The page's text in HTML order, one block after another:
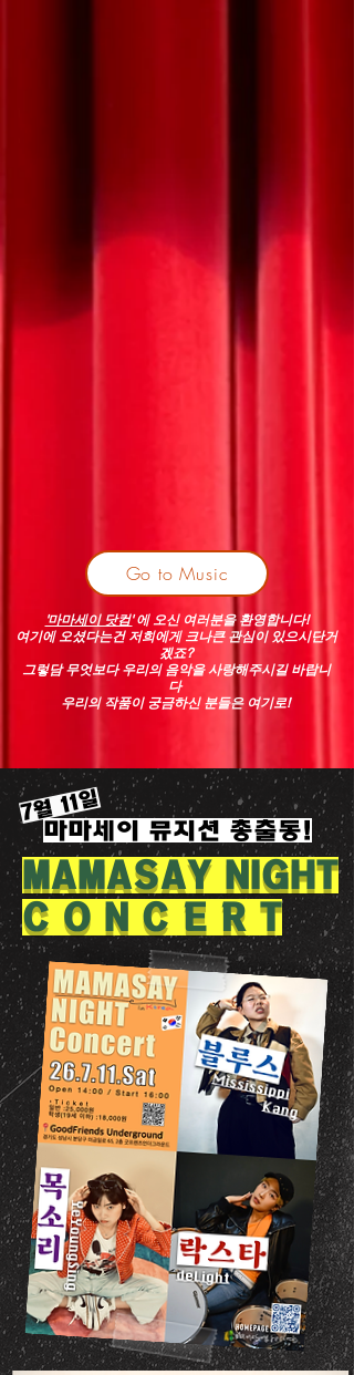
Go to Music
'마마세이 닷컴'에 오신 여러분을 환영합니다!
여기에 오셨다는건 저희에게 크나큰 관심이 있으시단거
겠죠?
그렇담 무엇보다 우리의 음악을 사랑해주시길 바랍니
다
​우리의 작품이 궁금하신 분들은 여기로!
​7월 11일
마마세이 뮤지션 총출동!
MAMASAY NIGHT
C O N C E R T